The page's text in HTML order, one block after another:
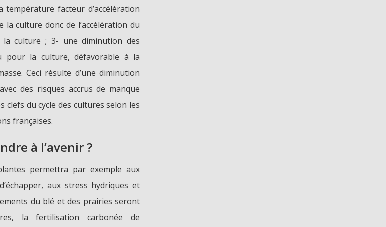
température facteur d’accélération
la culture donc de l’accélération du
la culture ; 3- une diminution des
pour la culture, défavorable à la
Ceci résulte d’une diminution
des risques accrus de manque
clefs du cycle des cultures selon les
françaises.
à l’avenir ?
permettra par exemple aux
aux stress hydriques et
du blé et des prairies seront
la fertilisation carbonée de